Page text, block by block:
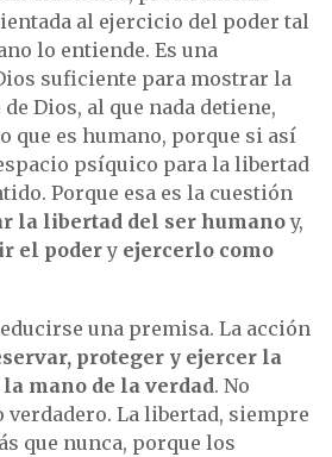
al ejercicio del poder tal
lo entiende. Es una
suficiente para mostrar la
Dios, al que nada detiene,
que es humano, porque si así
psíquico para la libertad
Porque esa es la cuestión
la libertad del ser humanoy,
el podery ejercerlo como
una premisa. La acción
proteger y ejercer la
mano de la verdad. No
La libertad, siempre
que nunca, porque los